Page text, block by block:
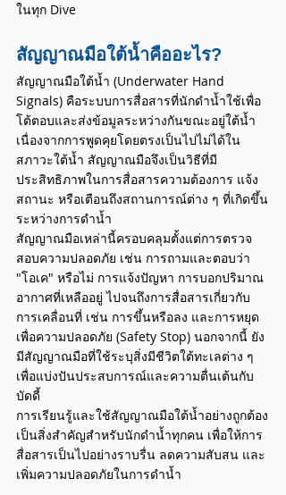
ในทุก Dive
สัญญาณมือใต้น้ำคืออะไร?
​สัญญาณมือใต้น้ำ (Underwater Hand
Signals) คือระบบการสื่อสารที่นักดำน้ำใช้เพื่อ
โต้ตอบและส่งข้อมูลระหว่างกันขณะอยู่ใต้น้ำ
เนื่องจากการพูดคุยโดยตรงเป็นไปไม่ได้ใน
สภาวะใต้น้ำ สัญญาณมือจึงเป็นวิธีที่มี
ประสิทธิภาพในการสื่อสารความต้องการ แจ้ง
สถานะ หรือเตือนถึงสถานการณ์ต่าง ๆ ที่เกิดขึ้น
ระหว่างการดำน้ำ​
สัญญาณมือเหล่านี้ครอบคลุมตั้งแต่การตรวจ
สอบความปลอดภัย เช่น การถามและตอบว่า
"โอเค" หรือไม่ การแจ้งปัญหา การบอกปริมาณ
อากาศที่เหลืออยู่ ไปจนถึงการสื่อสารเกี่ยวกับ
การเคลื่อนที่ เช่น การขึ้นหรือลง และการหยุด
เพื่อความปลอดภัย (Safety Stop) นอกจากนี้ ยัง
มีสัญญาณมือที่ใช้ระบุสิ่งมีชีวิตใต้ทะเลต่าง ๆ
เพื่อแบ่งปันประสบการณ์และความตื่นเต้นกับ
บัดดี้​
การเรียนรู้และใช้สัญญาณมือใต้น้ำอย่างถูกต้อง
เป็นสิ่งสำคัญสำหรับนักดำน้ำทุกคน เพื่อให้การ
สื่อสารเป็นไปอย่างราบรื่น ลดความสับสน และ
เพิ่มความปลอดภัยในการดำน้ำ